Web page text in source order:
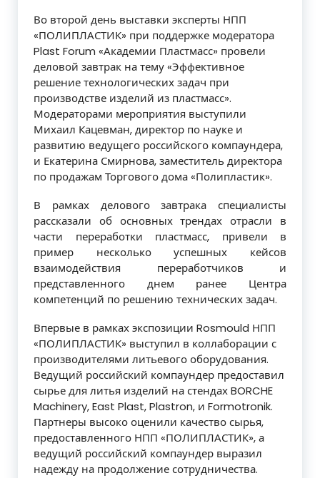
Во второй день выставки эксперты НПП
«ПОЛИПЛАСТИК» при поддержке модератора
Plast Forum «Академии Пластмасс» провели
деловой завтрак на тему «Эффективное
решение технологических задач при
производстве изделий из пластмасс».
Модераторами мероприятия выступили
Михаил Кацевман, директор по науке и
развитию ведущего российского компаундера,
и Екатерина Смирнова, заместитель директора
по продажам Торгового дома «Полипластик».
В рамках делового завтрака специалисты
рассказали об основных трендах отрасли в
части переработки пластмасс, привели в
пример несколько успешных кейсов
взаимодействия переработчиков и
представленного днем ранее Центра
компетенций по решению технических задач.
Впервые в рамках экспозиции Rosmould НПП
«ПОЛИПЛАСТИК» выступил в коллаборации с
производителями литьевого оборудования.
Ведущий российский компаундер предоставил
сырье для литья изделий на стендах BORCHE
Machinery, East Plast, Plastron, и Formotronik.
Партнеры высоко оценили качество сырья,
предоставленного НПП «ПОЛИПЛАСТИК», а
ведущий российский компаундер выразил
надежду на продолжение сотрудничества.